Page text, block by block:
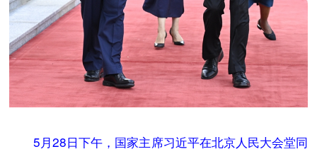
5月28日下午，国家主席习近平在北京人民大会堂同